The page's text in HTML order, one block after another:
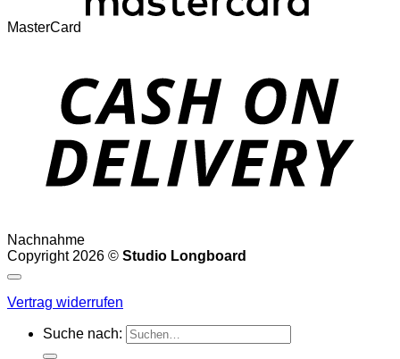
MasterCard
Nachnahme
Copyright 2026 © Studio Longboard
Vertrag widerrufen
Suche nach: